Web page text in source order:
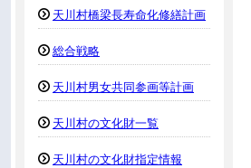
天川村橋梁長寿命化修繕計画
総合戦略
天川村男女共同参画等計画
天川村の文化財一覧
天川村の文化財指定情報